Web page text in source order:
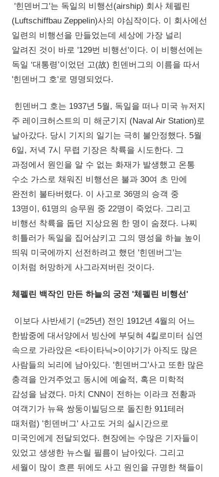
'힌덴버그'는 독일의 비행선(airship) 회사 체펠린
(Luftschiffbau Zeppelin)사의 야심작이다. 이 회사에선
일련의 비행선을 만들었는데 세상에 가장 널리
알려진 것이 바로 '129번 비행선'이다. 이 비행선에는
독일 ‘대통령’이었던 고(故) 힌덴버그의 이름을 따서
'힌덴버그 호'로 명명되었다.
힌덴버그 호는 1937년 5월, 독일을 떠나 미국 뉴저지
주 레이크허스트의 미 해군기지 (Naval Air Station)로
날아갔다. 당시 기지의 일기는 극히 불안정했다. 5월
6일, 저녁 7시 무렵 기장은 착륙을 시도한다. 그
과정에서 원인을 알 수 없는 화재가 발생했고 온통
수소 가스로 채워진 비행선은 불과 30여 초 만에
완전히 불타버렸다. 이 사고로 36명의 승객 중
13명이, 61명의 승무원 중 22명이 죽었다. 그리고
비행선 착륙을 돕던 지상요원 한 명이 숨졌다. 나찌
히틀러가 독일을 집어삼키고 그의 명성을 하늘 높이
띄워 미국에까지 선전하려고 했던 '힌덴버그'는
이처럼 허망하게 사그라져버린 것이다.
체펠린 백작인 만든 하늘의 궁전 '체펠린 비행선'
이보다 사반세기 (=25년) 전인 1912년 4월의 어느
한밤중에 대서양에서 빙산에 부딪혀 4킬로미터 심연
속으로 가라앉은 <타이타닉>이야기가 아직도 많은
사람들의 뇌리에 남아있다. '힌덴버그'사고 또한 많은
충격을 안겨주었고 동시에 예술적, 혹은 미학적
감성을 남겼다. 마치 CNN이 전하는 이라크 전황과
여객기가 뉴욕 쌍둥이빌딩으로 돌진한 911테러
때처럼) '힌덴버그' 사고도 거의 실시간으로
미국인에게 전달되었다. 현장에는 수많은 기자들이
있었고 생생한 뉴스릴 필름이 남아있다. 그리고
세월이 많이 흐른 뒤에도 사고 원인을 규명한 책들이